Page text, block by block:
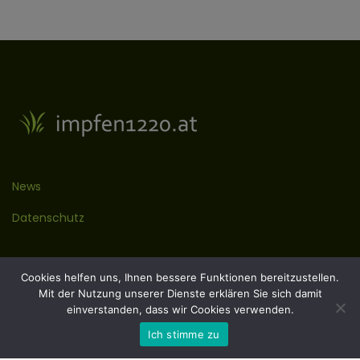
News
Datenschutz
Kontakt
Impressum
Cookies helfen uns, Ihnen bessere Funktionen bereitzustellen.
Mit der Nutzung unserer Dienste erklären Sie sich damit
einverstanden, dass wir Cookies verwenden.
Ich stimme zu